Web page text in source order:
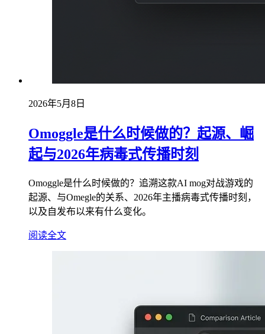
2026年5月8日
Omoggle是什么时候做的？起源、崛
起与2026年病毒式传播时刻
Omoggle是什么时候做的？追溯这款AI mog对战游戏的
起源、与Omegle的关系、2026年主播病毒式传播时刻，
以及自发布以来有什么变化。
阅读全文